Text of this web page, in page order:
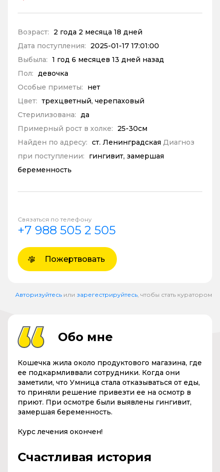
Возраст:
2 года 2 месяца 18 дней
Дата поступления:
2025-01-17 17:01:00
Выбыла: 1 год 6 месяцев 13 дней назад
Пол: девочка
Особые приметы:
нет
Цвет: трехцветный, черепаховый
Стерилизована: да
Примерный рост в холке:
25-30см
Найден по адресу: ст. Ленинградская Диагноз
при поступлении:
гингивит, замершая
беременность
Связаться по телефону
+7 988 505 2 505
Пожертвовать
Авторизуйтесь или зарегестрируйтесь , чтобы стать куратором
Обо мне
Кошечка жила около продуктового магазина, где
ее подкармливвали сотрудники. Когда они
заметили, что Умница стала отказываться от еды,
то приняли решение привезти ее на осмотр в
приют. При осмотре были выявлены гингивит,
замершая беременность.
Курс лечения окончен!
Счастливая история